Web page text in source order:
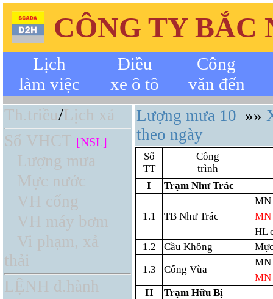
CÔNG TY BẮC
Lịch
làm việc
Điều
xe ô tô
Công
văn đến
Th.triều/Lịch xả
Sổ VHCT [NSL]
Lượng mưa
Mực nước
VH cống
VH máy bơm
Vi phạm, xả
thải
LỆNH đ.hành
Lượng mưa 10 »»
theo ngày
Số
TT
Công
trình
I
Trạm Như Trác
1.1 TB Như Trác
MN
MN
HL
1.2
Cầu Không
1.3
Cống Vùa
MN
MN
II
Trạm Hữu Bị